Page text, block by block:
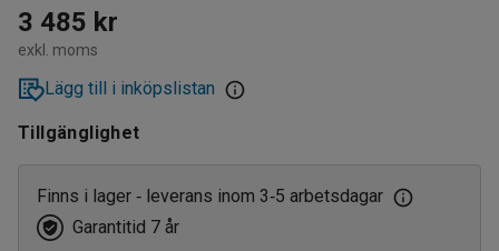
Elastiskt gummi
Massivgummi
3 485 kr
exkl. moms
Lägg till i inköpslistan
Tillgänglighet
Finns i lager ‑ leverans inom 3‑5 arbetsdagar
Garantitid 7 år